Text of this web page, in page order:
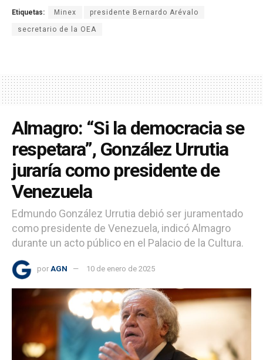
Etiquetas: Minex presidente Bernardo Arévalo
secretario de la OEA
Almagro: “Si la democracia se
respetara”, González Urrutia
juraría como presidente de
Venezuela
Edmundo González Urrutia debió ser juramentado
como presidente de Venezuela, indicó Almagro
durante un acto público en el Palacio de la Cultura.
por AGN 10 de enero de 2025